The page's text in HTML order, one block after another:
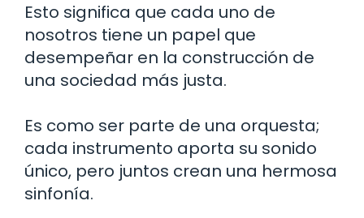
Esto significa que cada uno de
nosotros tiene un papel que
desempeñar en la construcción de
una sociedad más justa.
Es como ser parte de una orquesta;
cada instrumento aporta su sonido
único, pero juntos crean una hermosa
sinfonía.